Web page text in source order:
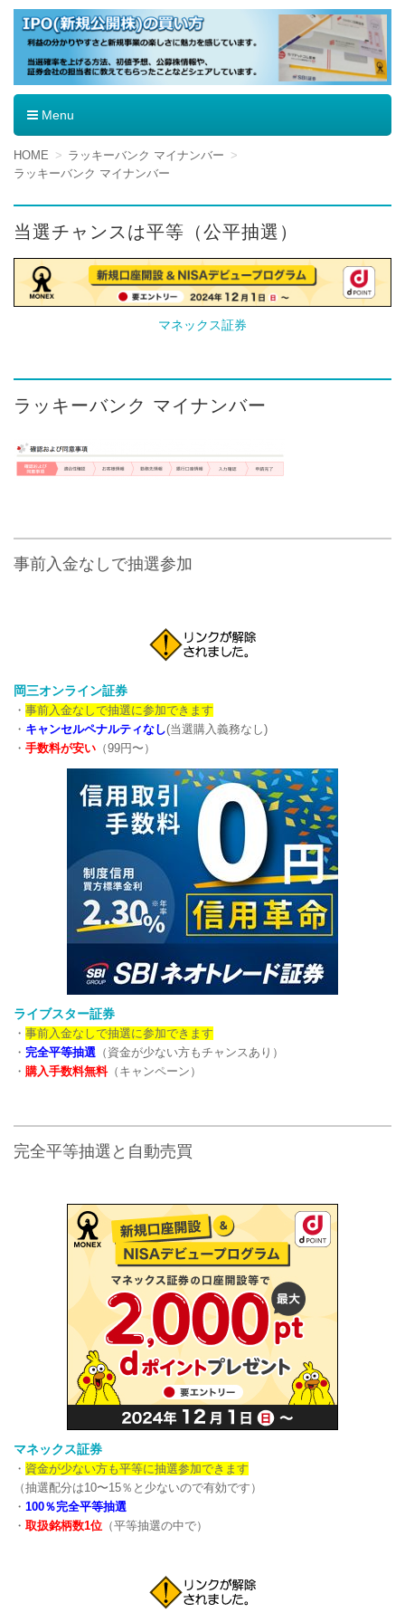
IPO（新規公開株）の買い方
Menu
コ
ン
ン
ツ
へ
移
動
HOME
ラッキーバンク マイナンバー
ラッキーバンク マイナンバー
当選チャンスは平等（公平抽選）
マネックス証券
ラッキーバンク マイナンバー
事前入金なしで抽選参加
岡三オンライン証券
・ 事前入金なしで抽選に参加できます
・ キャンセルペナルティなし(当選購入義務なし)
・ 手数料が安い （99円〜）
ライブスター証券
・ 事前入金なしで抽選に参加できます
・ 完全平等抽選 （資金が少ない方もチャンスあり）
・ 購入手数料無料（キャンペーン）
完全平等抽選と自動売買
マネックス証券
・ 資金が少ない方も平等に抽選参加できます
（抽選配分は10〜15％と少ないので有効です）
・ 100％完全平等抽選
・ 取扱銘柄数1位 （平等抽選の中で）